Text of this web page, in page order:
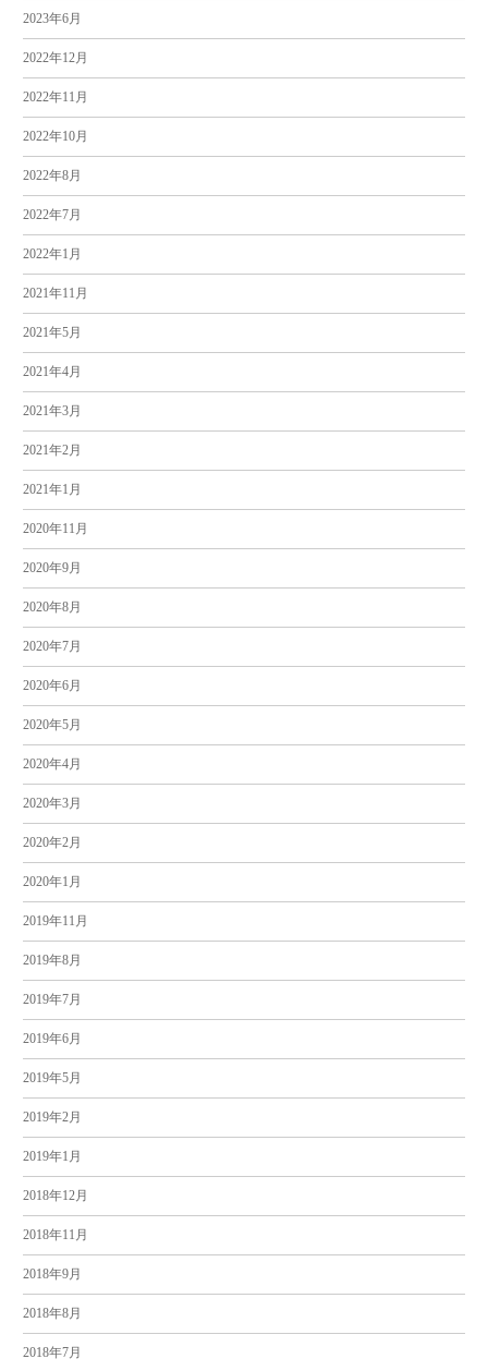
2023年6月
2022年12月
2022年11月
2022年10月
2022年8月
2022年7月
2022年1月
2021年11月
2021年5月
2021年4月
2021年3月
2021年2月
2021年1月
2020年11月
2020年9月
2020年8月
2020年7月
2020年6月
2020年5月
2020年4月
2020年3月
2020年2月
2020年1月
2019年11月
2019年8月
2019年7月
2019年6月
2019年5月
2019年2月
2019年1月
2018年12月
2018年11月
2018年9月
2018年8月
2018年7月